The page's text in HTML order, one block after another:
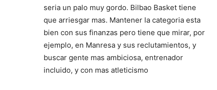
seria un palo muy gordo. Bilbao Basket tiene
que arriesgar mas. Mantener la categoria esta
bien con sus finanzas pero tiene que mirar, por
ejemplo, en Manresa y sus reclutamientos, y
buscar gente mas ambiciosa, entrenador
incluido, y con mas atleticismo